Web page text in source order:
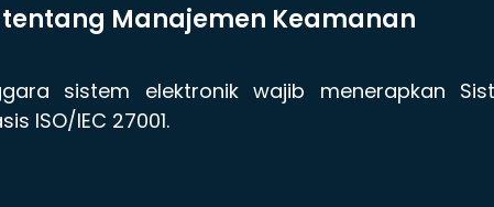
tentang Manajemen Keamanan
sistem elektronik wajib menerapkan
ISO/IEC 27001.